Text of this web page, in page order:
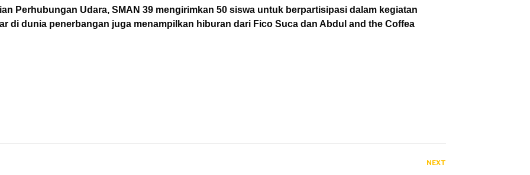
Perhubungan Udara, SMAN 39 mengirimkan 50 siswa untuk berpartisipasi dalam kegiatan
di dunia penerbangan juga menampilkan hiburan dari Fico Suca dan Abdul and the Coffea
NEXT